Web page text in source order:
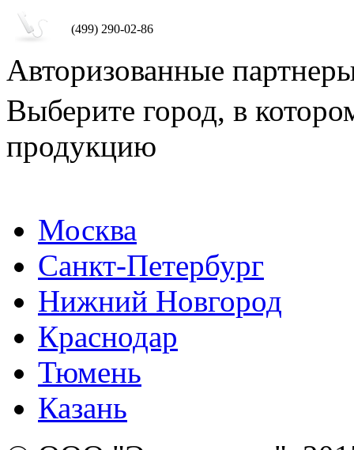
(499) 290-02-86
Авторизованные
Выберите город, в
продукцию
Москва
Санкт-Петербург
Нижний Новгород
Краснодар
Тюмень
Казань